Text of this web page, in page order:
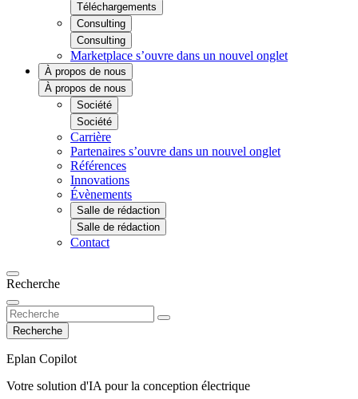
Téléchargements
Consulting
Consulting
Marketplace s’ouvre dans un nouvel onglet
À propos de nous
À propos de nous
Société
Société
Carrière
Partenaires s’ouvre dans un nouvel onglet
Références
Innovations
Évènements
Salle de rédaction
Salle de rédaction
Contact
Recherche
Recherche
Eplan Copilot
Votre solution d'IA pour la conception électrique